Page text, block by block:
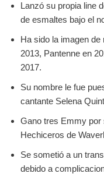
Lanzó su propia line
de esmaltes bajo el
Ha sido la imagen
2013, Pantenne en
2017.
Su nombre le fue
cantante Selena
Gano tres Emmy por
Hechiceros de
Se sometió a un
debido a